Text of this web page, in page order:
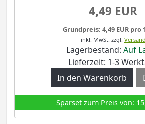
4,49 EUR
Grundpreis: 4,49 EUR pro
inkl. MwSt. zzgl. Versand
Lagerbestand: Auf
Lieferzeit: 1-3
Sparset zum Preis von: